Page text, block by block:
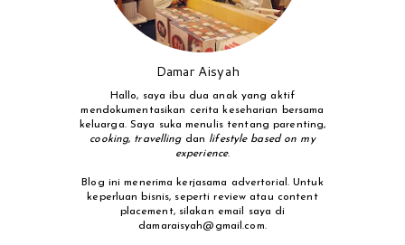
Damar Aisyah
Hallo, saya ibu dua anak yang aktif
mendokumentasikan cerita keseharian bersama
keluarga. Saya suka menulis tentang parenting,
cooking, travellingdan lifestyle based on my
experience.
Blog ini menerima kerjasama advertorial. Untuk
keperluan bisnis, seperti review atau content
placement, silakan email saya di
damaraisyah@gmail.com.